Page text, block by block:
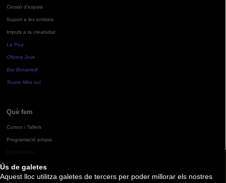
Ús de galetes
Aquest lloc utilitza galetes de tercers per poder millorar els nostres
Cessió d'espais
Suport a les entitats
Impuls a la creativitat
La Pua
Oficina Jove
Bar Bocamoll
Teatre Mira-sol
Què fem
Cursos i Tallers
Programació pròpia